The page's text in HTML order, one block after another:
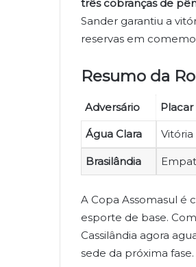
três cobranças de
Sander garantiu a
reservas em
Resumo da
Adversário
Água Clara Vitória
Brasilândia
A Copa Assomasul é
esporte de base.
Cassilândia agora
sede da próxima fase.